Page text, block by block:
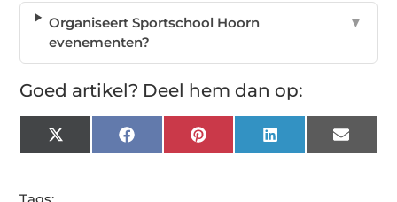
Organiseert Sportschool Hoorn
evenementen?
▼
Goed artikel? Deel hem dan op:
X
(Twitter)
Facebook Pinterest LinkedIn Email